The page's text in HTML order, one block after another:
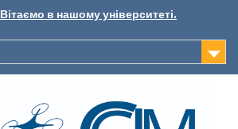
Вітаємо в нашому університеті.